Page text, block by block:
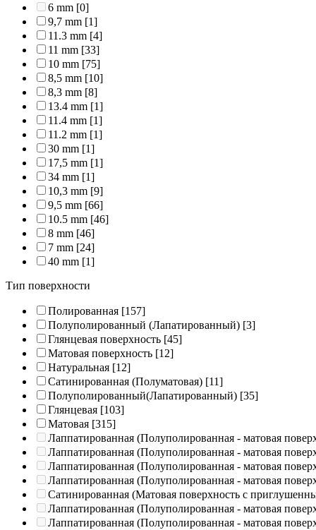
6 mm [0]
9,7 mm [1]
11.3 mm [4]
11 mm [33]
10 mm [75]
8,5 mm [10]
8,3 mm [8]
13.4 mm [1]
11.4 mm [1]
11.2 mm [1]
30 mm [1]
17,5 mm [1]
34 mm [1]
10,3 mm [9]
9,5 mm [66]
10.5 mm [46]
8 mm [46]
7 mm [24]
40 mm [1]
Тип поверхности
Полированная [157]
Полуполированный (Лапатированный) [3]
Глянцевая поверхность [45]
Матовая поверхность [12]
Натуральная [12]
Сатинированная (Полуматовая) [11]
Полуполированный(Лапатированный) [35]
Глянцевая [103]
Матовая [315]
Лаппатированная (Полуполированная - матовая
Лаппатированная (Полуполированная - матовая
Лаппатированная (Полуполированная - матовая
Лаппатированная (Полуполированная - матовая
Сатинированная (Матовая поверхность с
Лаппатированная (Полуполированная - матовая
Лаппатированная (Полуполированная - матовая